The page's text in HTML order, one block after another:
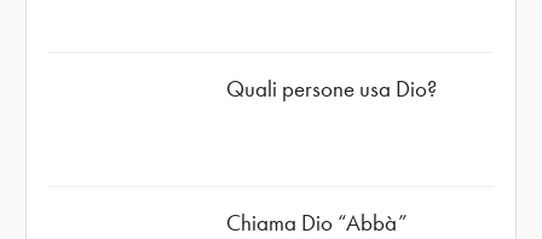
Quali persone usa Dio?
Chiama Dio “Abbà”